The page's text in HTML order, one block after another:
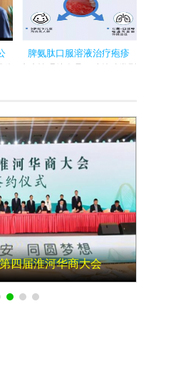
脾氨肽口服溶液治疗疱疹
四届淮河华商大会